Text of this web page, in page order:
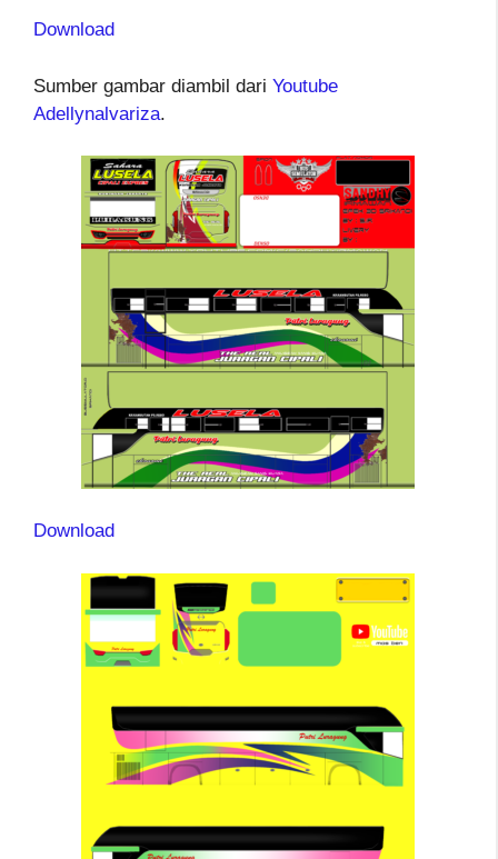
Download
Sumber gambar diambil dari Youtube
Adellynalvariza.
Download